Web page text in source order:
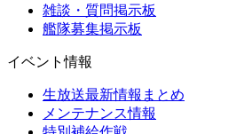
雑談・質問掲示板
艦隊募集掲示板
イベント情報
生放送最新情報まとめ
メンテナンス情報